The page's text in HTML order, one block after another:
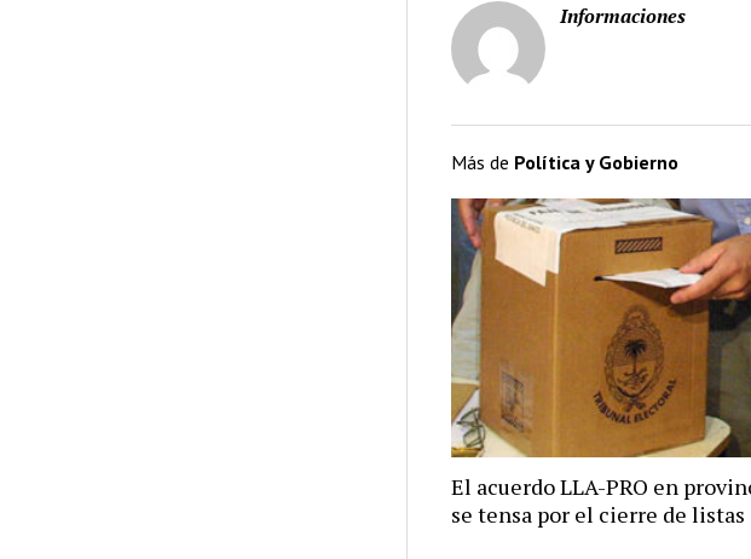
Informaciones
Más de Política y Gobierno
El acuerdo LLA-PRO en
se tensa por el cierre de listas